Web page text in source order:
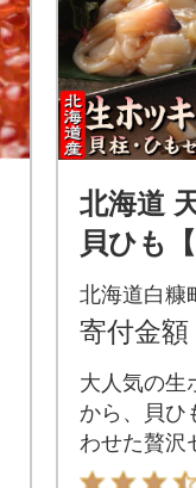
北海道
貝ひも
g×2パッ
北海道白糠
寄付金額
大人気の生
から、貝ひ
わせた贅沢
ます。